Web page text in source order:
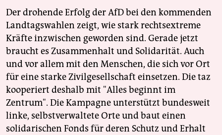
Der drohende Erfolg der AfD bei den kommenden
Landtagswahlen zeigt, wie stark rechtsextreme
Kräfte inzwischen geworden sind. Gerade jetzt
braucht es Zusammenhalt und Solidarität. Auch
und vor allem mit den Menschen, die sich vor Ort
für eine starke Zivilgesellschaft einsetzen. Die taz
kooperiert deshalb mit "Alles beginnt im
Zentrum". Die Kampagne unterstützt bundesweit
linke, selbstverwaltete Orte und baut einen
solidarischen Fonds für deren Schutz und Erhalt